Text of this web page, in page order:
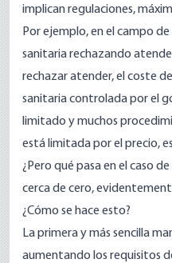
implican regulaciones,
Por ejemplo, en el campo
sanitaria rechazando
rechazar atender, el coste
sanitaria controlada por el
limitado y muchos
está limitada por el precio,
¿Pero qué pasa en el caso
cerca de cero,
¿Cómo se hace esto?
La primera y más sencilla
aumentando los requisitos